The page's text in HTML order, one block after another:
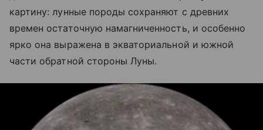
картину: лунные породы сохраняют с древних
времен остаточную намагниченность, и особенно
ярко она выражена в экваториальной и южной
части обратной стороны Луны.